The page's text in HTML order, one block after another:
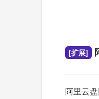
[扩展]
阿里云